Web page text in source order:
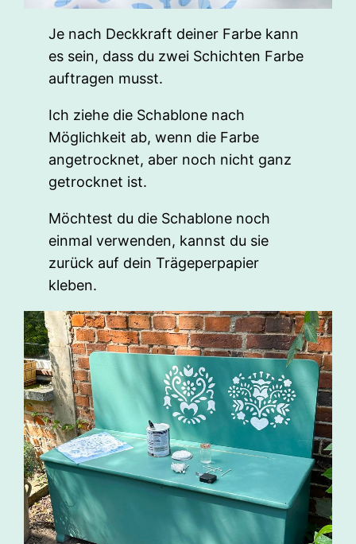
Je nach Deckkraft deiner Farbe kann
es sein, dass du zwei Schichten Farbe
auftragen musst.
Ich ziehe die Schablone nach
Möglichkeit ab, wenn die Farbe
angetrocknet, aber noch nicht ganz
getrocknet ist.
Möchtest du die Schablone noch
einmal verwenden, kannst du sie
zurück auf dein Trägeperpapier
kleben.